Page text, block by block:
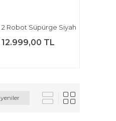
Robot Süpürge Siyah
12.999,00 TL